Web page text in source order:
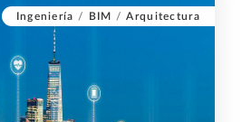
Ingeniería / BIM /Arquitectura